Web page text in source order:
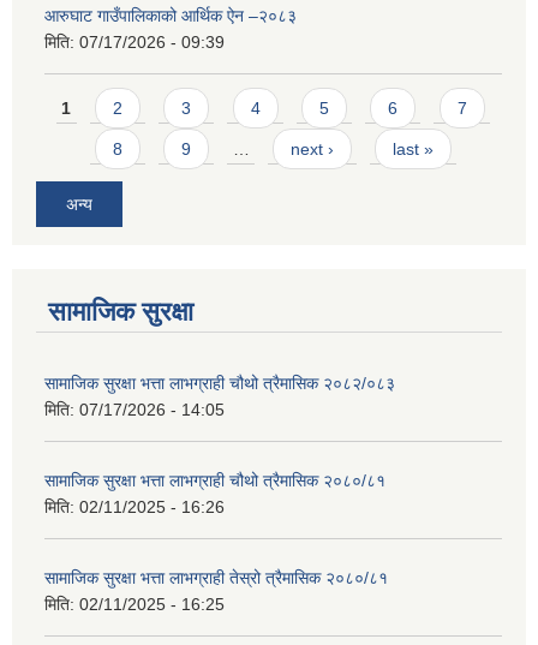
आरुघाट गाउँपालिकाको आर्थिक ऐन –२०८३
मिति: 07/17/2026 - 09:39
Pages
1 2 3 4 5 6 7
8 9 next › last »
अन्य
सामाजिक सुरक्षा
सामाजिक सुरक्षा भत्ता लाभग्राही चौथो त्रैमासिक २०८२/०८३
मिति: 07/17/2026 - 14:05
सामाजिक सुरक्षा भत्ता लाभग्राही चौथो त्रैमासिक २०८०/८१
मिति: 02/11/2025 - 16:26
सामाजिक सुरक्षा भत्ता लाभग्राही तेस्रो त्रैमासिक २०८०/८१
मिति: 02/11/2025 - 16:25